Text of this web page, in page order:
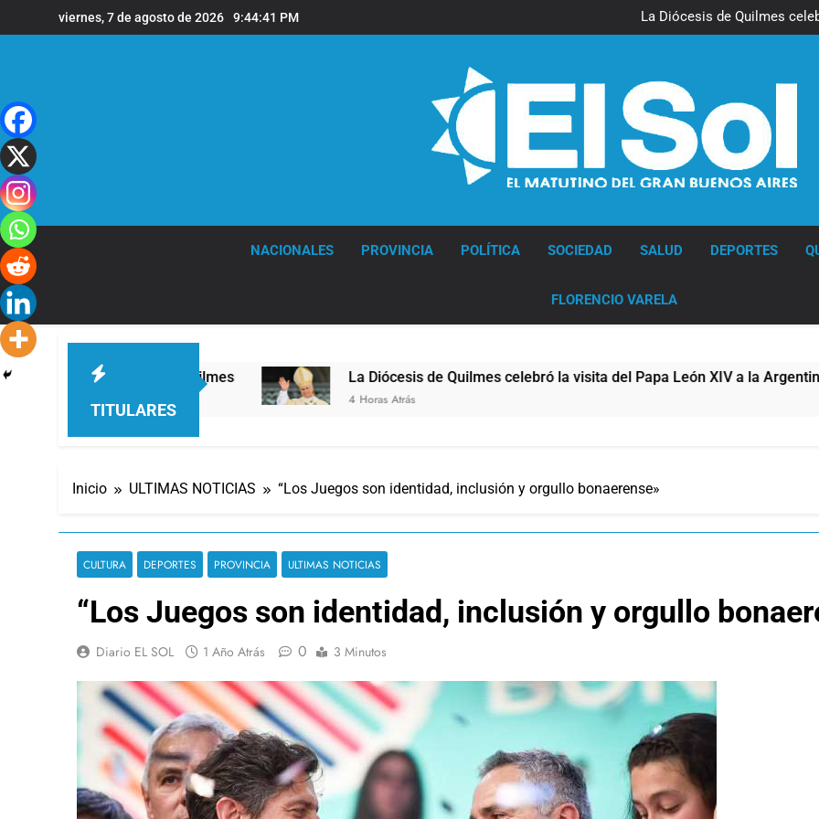
al
viernes, 7 de agosto de 2026 9:44:42 PM
La Diócesis de Quilmes
Figuras de la cultura se
La Diócesis de Quilmes
Figuras de la cultura se
Nueva jornada negativa
en Wall Street y el
NACIONALES PROVINCIA POLÍTICA SOCIEDAD SALUD DEPORTES
FLORENCIO VARELA
TITULARES
la sede de Quilmes La Diócesis de Quilmes celebró la visita del Papa León XIV a la Argentina
4 Horas Atrás
Inicio ULTIMAS NOTICIAS “Los Juegos son identidad, inclusión y orgullo bonaerense»
CULTURA DEPORTES PROVINCIA ULTIMAS NOTICIAS
“Los Juegos son identidad, inclusión y orgullo
Diario EL SOL 1 Año Atrás 0 3 Minutos